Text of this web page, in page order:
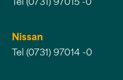
Nissan
Tel (0731) 97014 -0